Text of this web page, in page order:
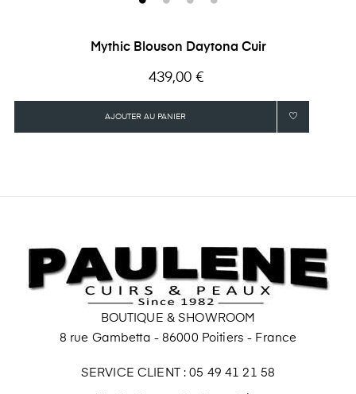
Mythic Blouson Daytona Cuir
Prix
439,00 €
AJOUTER AU PANIER
BOUTIQUE & SHOWROOM
8 rue Gambetta - 86000 Poitiers - France
SERVICE CLIENT : 05 49 41 21 58